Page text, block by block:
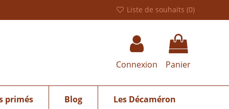
Liste de souhaits (0)
Connexion Panier
primés Blog Les Décaméron